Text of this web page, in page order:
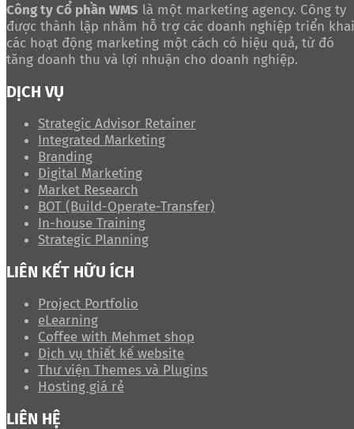
Công ty Cổ phần WMS là một marketing agency. Công ty
được thành lập nhằm hỗ trợ các doanh nghiệp triển khai
các hoạt động marketing một cách có hiệu quả, từ đó
tăng doanh thu và lợi nhuận cho doanh nghiệp.
DỊCH VỤ
Strategic Advisor Retainer
Integrated Marketing
Branding
Digital Marketing
Market Research
BOT (Build-Operate-Transfer)
In-house Training
Strategic Planning
LIÊN KẾT HỮU ÍCH
Project Portfolio
eLearning
Coffee with Mehmet shop
Dịch vụ thiết kế website
Thư viện Themes và Plugins
Hosting giá rẻ
LIÊN HỆ